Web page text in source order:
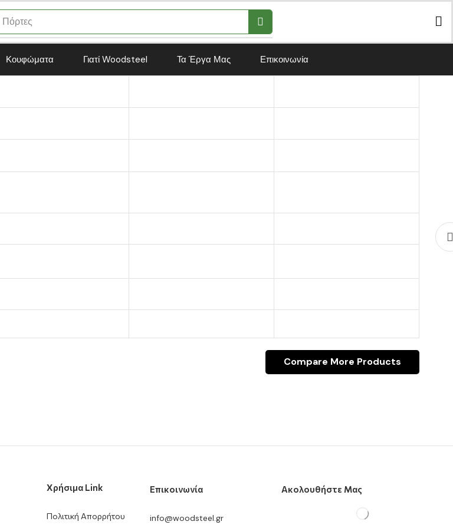
Πόρτες
Κουφώματα Γιατί Woodsteel Τα Έργα Μας Επικοινωνία
Compare More Products
Χρήσιμα Link
Πολιτική Απορρήτου
Επικοινωνία
info@woodsteel.gr
Ακολουθήστε Μας